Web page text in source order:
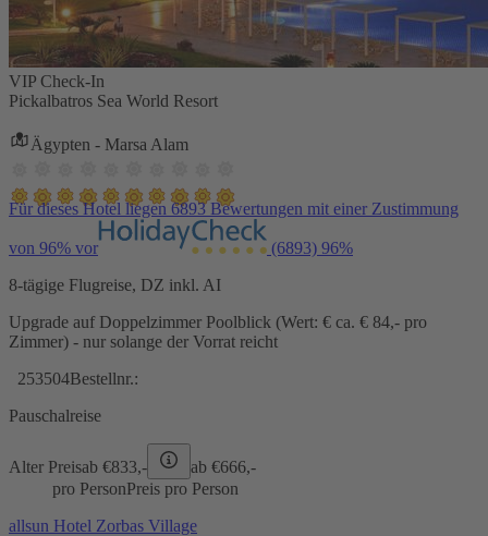
VIP Check-In
Pickalbatros Sea World Resort
Ägypten - Marsa Alam
Für dieses Hotel liegen 6893 Bewertungen mit einer Zustimmung
von 96% vor (6893) 96%
8-tägige Flugreise, DZ inkl. AI
Upgrade auf Doppelzimmer Poolblick (Wert: € ca. € 84,- pro
Zimmer) - nur solange der Vorrat reicht
253504Bestellnr.:
Pauschalreise
Alter Preisab €833,- ab €666,-
pro PersonPreis pro Person
allsun Hotel Zorbas Village